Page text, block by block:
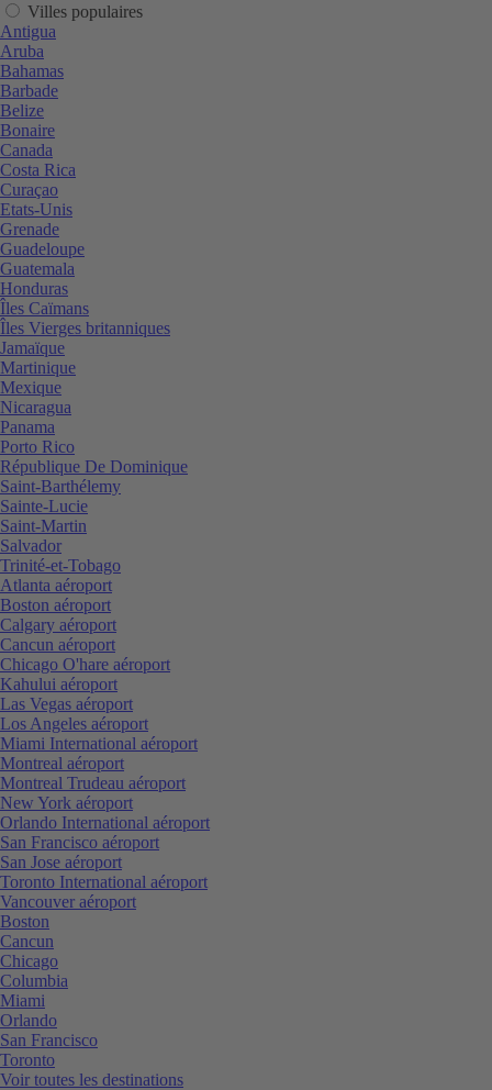
Villes populaires
Antigua
Aruba
Bahamas
Barbade
Belize
Bonaire
Canada
Costa Rica
Curaçao
Etats-Unis
Grenade
Guadeloupe
Guatemala
Honduras
Îles Caïmans
Îles Vierges britanniques
Jamaïque
Martinique
Mexique
Nicaragua
Panama
Porto Rico
République De Dominique
Saint-Barthélemy
Sainte-Lucie
Saint-Martin
Salvador
Trinité-et-Tobago
Atlanta aéroport
Boston aéroport
Calgary aéroport
Cancun aéroport
Chicago O'hare aéroport
Kahului aéroport
Las Vegas aéroport
Los Angeles aéroport
Miami International aéroport
Montreal aéroport
Montreal Trudeau aéroport
New York aéroport
Orlando International aéroport
San Francisco aéroport
San Jose aéroport
Toronto International aéroport
Vancouver aéroport
Boston
Cancun
Chicago
Columbia
Miami
Orlando
San Francisco
Toronto
Voir toutes les destinations